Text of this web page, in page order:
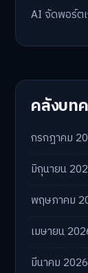
AI จัดพอร์ต
คลังบท
กรกฎาคม
มิถุนายน
พฤษภาคม
เมษายน
มีนาคม 2026